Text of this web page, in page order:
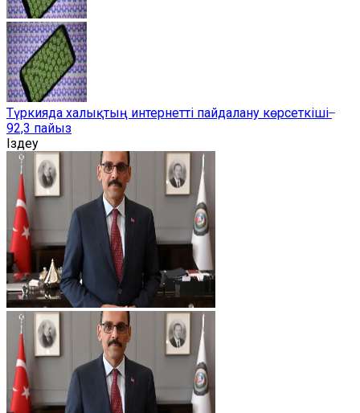
Түркияда халықтың интернетті пайдалану көрсеткіші ̶
92,3 пайыз
Іздеу